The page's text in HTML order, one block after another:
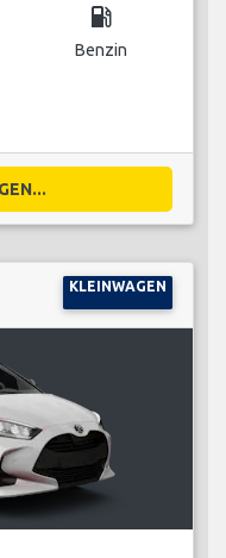
local_gas_station
Benzin
KLEINWAGEN